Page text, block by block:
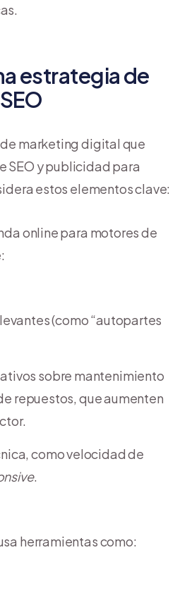
estrategia de
marketing digital que
SEO y publicidad para
estos elementos clave:
online para motores de
(como “autopartes
sobre mantenimiento
repuestos, que aumenten
como velocidad de
.
herramientas como: